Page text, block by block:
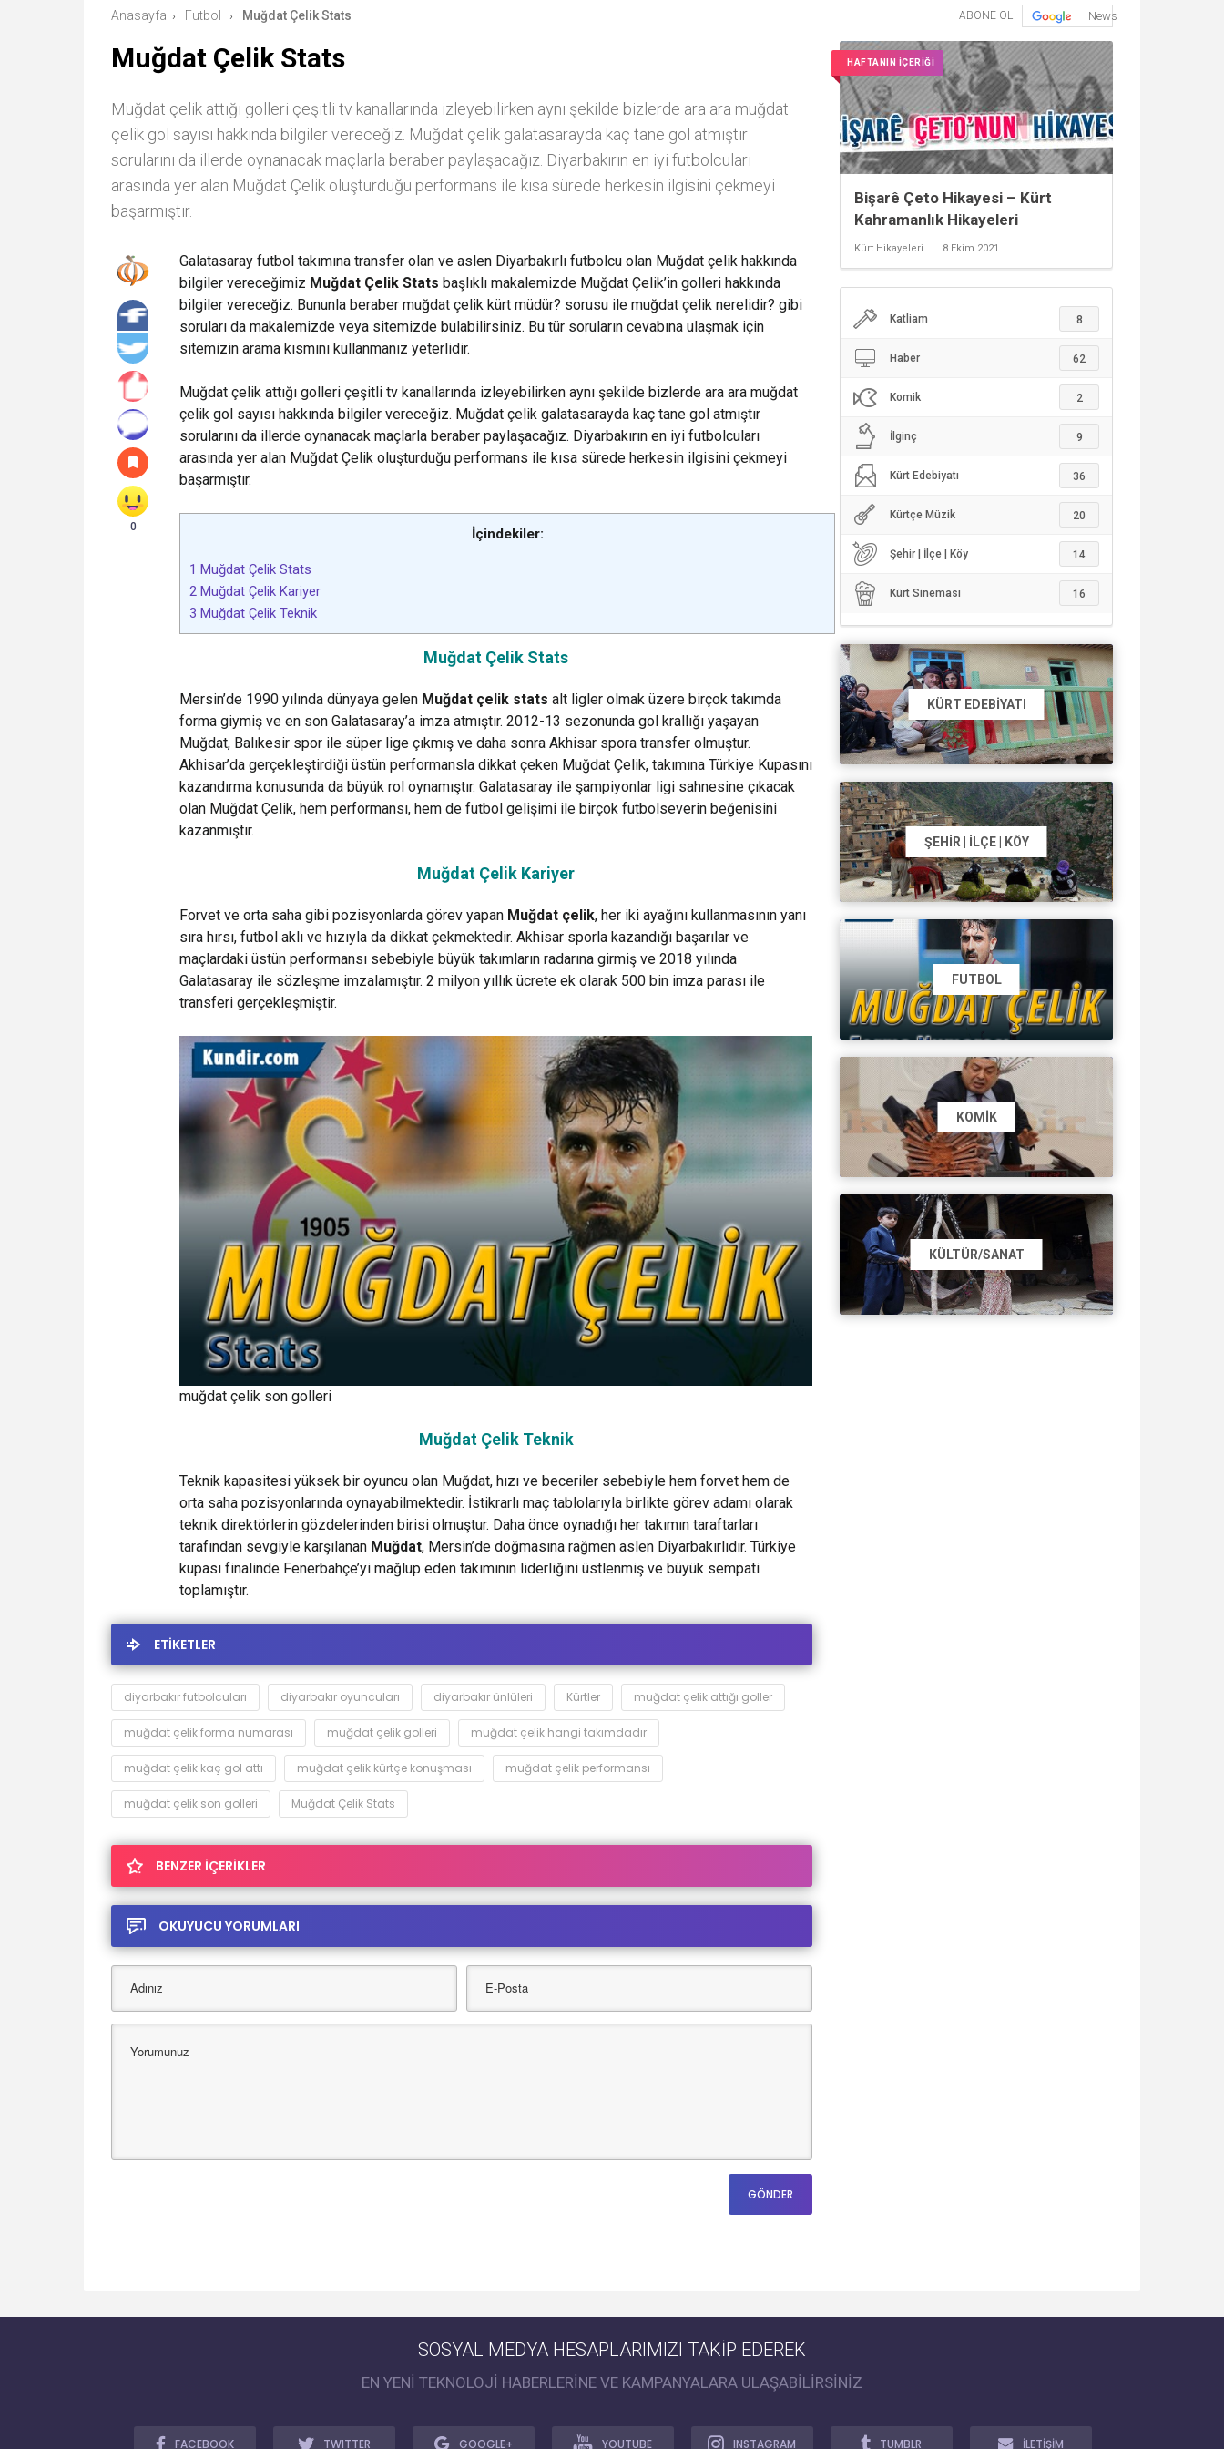
Anasayfa › Futbol › Muğdat Çelik Stats ABONE OL News
Muğdat Çelik Stats
Muğdat çelik attığı golleri çeşitli tv kanallarında izleyebilirken aynı şekilde bizlerde ara ara muğdat
çelik gol sayısı hakkında bilgiler vereceğiz. Muğdat çelik galatasarayda kaç tane gol atmıştır
sorularını da illerde oynanacak maçlarla beraber paylaşacağız. Diyarbakırın en iyi futbolcuları
arasında yer alan Muğdat Çelik oluşturduğu performans ile kısa sürede herkesin ilgisini çekmeyi
başarmıştır.
0
Galatasaray futbol takımına transfer olan ve aslen Diyarbakırlı futbolcu olan Muğdat çelik hakkında
bilgiler vereceğimiz Muğdat Çelik Stats başlıklı makalemizde Muğdat Çelik’in golleri hakkında
bilgiler vereceğiz. Bununla beraber muğdat çelik kürt müdür? sorusu ile muğdat çelik nerelidir? gibi
soruları da makalemizde veya sitemizde bulabilirsiniz. Bu tür soruların cevabına ulaşmak için
sitemizin arama kısmını kullanmanız yeterlidir.
Muğdat çelik attığı golleri çeşitli tv kanallarında izleyebilirken aynı şekilde bizlerde ara ara muğdat
çelik gol sayısı hakkında bilgiler vereceğiz. Muğdat çelik galatasarayda kaç tane gol atmıştır
sorularını da illerde oynanacak maçlarla beraber paylaşacağız. Diyarbakırın en iyi futbolcuları
arasında yer alan Muğdat Çelik oluşturduğu performans ile kısa sürede herkesin ilgisini çekmeyi
başarmıştır.
İçindekiler:
1 Muğdat Çelik Stats
2 Muğdat Çelik Kariyer
3 Muğdat Çelik Teknik
Muğdat Çelik Stats
Mersin’de 1990 yılında dünyaya gelen Muğdat çelik stats alt ligler olmak üzere birçok takımda
forma giymiş ve en son Galatasaray’a imza atmıştır. 2012-13 sezonunda gol krallığı yaşayan
Muğdat, Balıkesir spor ile süper lige çıkmış ve daha sonra Akhisar spora transfer olmuştur.
Akhisar’da gerçekleştirdiği üstün performansla dikkat çeken Muğdat Çelik, takımına Türkiye Kupasını
kazandırma konusunda da büyük rol oynamıştır. Galatasaray ile şampiyonlar ligi sahnesine çıkacak
olan Muğdat Çelik, hem performansı, hem de futbol gelişimi ile birçok futbolseverin beğenisini
kazanmıştır.
Muğdat Çelik Kariyer
Forvet ve orta saha gibi pozisyonlarda görev yapan Muğdat çelik, her iki ayağını kullanmasının yanı
sıra hırsı, futbol aklı ve hızıyla da dikkat çekmektedir. Akhisar sporla kazandığı başarılar ve
maçlardaki üstün performansı sebebiyle büyük takımların radarına girmiş ve 2018 yılında
Galatasaray ile sözleşme imzalamıştır. 2 milyon yıllık ücrete ek olarak 500 bin imza parası ile
transferi gerçekleşmiştir.
muğdat çelik son golleri
Muğdat Çelik Teknik
Teknik kapasitesi yüksek bir oyuncu olan Muğdat, hızı ve beceriler sebebiyle hem forvet hem de
orta saha pozisyonlarında oynayabilmektedir. İstikrarlı maç tablolarıyla birlikte görev adamı olarak
teknik direktörlerin gözdelerinden birisi olmuştur. Daha önce oynadığı her takımın taraftarları
tarafından sevgiyle karşılanan Muğdat, Mersin’de doğmasına rağmen aslen Diyarbakırlıdır. Türkiye
kupası finalinde Fenerbahçe’yi mağlup eden takımının liderliğini üstlenmiş ve büyük sempati
toplamıştır.
ETİKETLER
diyarbakır futbolcuları diyarbakır oyuncuları diyarbakır ünlüleri Kürtler muğdat çelik attığı goller
muğdat çelik forma numarası muğdat çelik golleri muğdat çelik hangi takımdadır
muğdat çelik kaç gol attı muğdat çelik kürtçe konuşması muğdat çelik performansı
muğdat çelik son golleri Muğdat Çelik Stats
BENZER İÇERİKLER
OKUYUCU YORUMLARI
HAFTANIN İÇERİĞİ
Bişarê Çeto Hikayesi – Kürt
Kahramanlık Hikayeleri
Kürt Hikayeleri 8 Ekim 2021
Katliam 8
Haber 62
Komik 2
İlginç 9
Kürt Edebiyatı 36
Kürtçe Müzik 20
Şehir | İlçe | Köy 14
Kürt Sineması 16
KÜRT EDEBIYATI
ŞEHIR | İLÇE | KÖY
FUTBOL
KOMIK
KÜLTÜR/SANAT
SOSYAL MEDYA HESAPLARIMIZI TAKİP EDEREK
EN YENİ TEKNOLOJİ HABERLERİNE VE KAMPANYALARA ULAŞABİLİRSİNİZ
FACEBOOK TWITTER GOOGLE+ YOUTUBE INSTAGRAM TUMBLR İLETİŞİM